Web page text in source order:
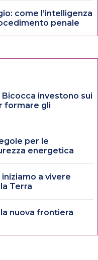
come l’intelligenza
penale
investono sui
formare gli
per le
energetica
a vivere
Terra
nuova frontiera